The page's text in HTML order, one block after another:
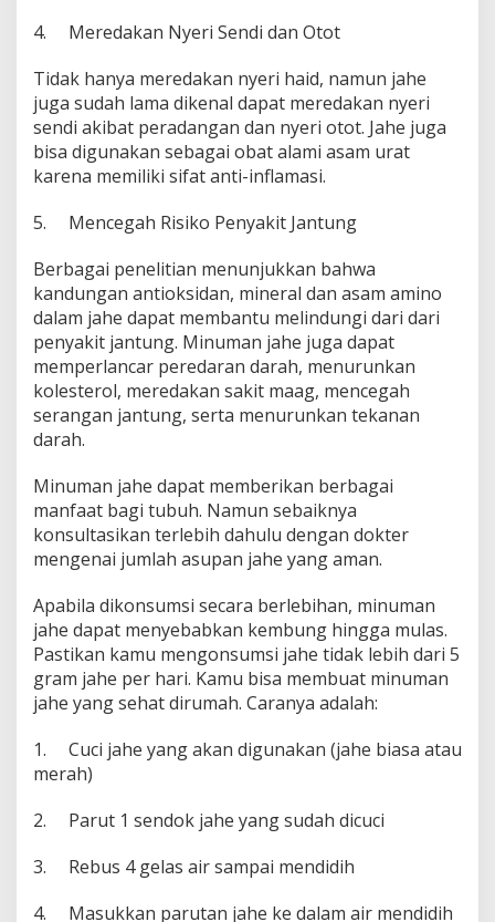
4. Meredakan Nyeri Sendi dan Otot
Tidak hanya meredakan nyeri haid, namun jahe
juga sudah lama dikenal dapat meredakan nyeri
sendi akibat peradangan dan nyeri otot. Jahe juga
bisa digunakan sebagai obat alami asam urat
karena memiliki sifat anti-inflamasi.
5. Mencegah Risiko Penyakit Jantung
Berbagai penelitian menunjukkan bahwa
kandungan antioksidan, mineral dan asam amino
dalam jahe dapat membantu melindungi dari dari
penyakit jantung. Minuman jahe juga dapat
memperlancar peredaran darah, menurunkan
kolesterol, meredakan sakit maag, mencegah
serangan jantung, serta menurunkan tekanan
darah.
Minuman jahe dapat memberikan berbagai
manfaat bagi tubuh. Namun sebaiknya
konsultasikan terlebih dahulu dengan dokter
mengenai jumlah asupan jahe yang aman.
Apabila dikonsumsi secara berlebihan, minuman
jahe dapat menyebabkan kembung hingga mulas.
Pastikan kamu mengonsumsi jahe tidak lebih dari 5
gram jahe per hari. Kamu bisa membuat minuman
jahe yang sehat dirumah. Caranya adalah:
1. Cuci jahe yang akan digunakan (jahe biasa atau
merah)
2. Parut 1 sendok jahe yang sudah dicuci
3. Rebus 4 gelas air sampai mendidih
4. Masukkan parutan jahe ke dalam air mendidih